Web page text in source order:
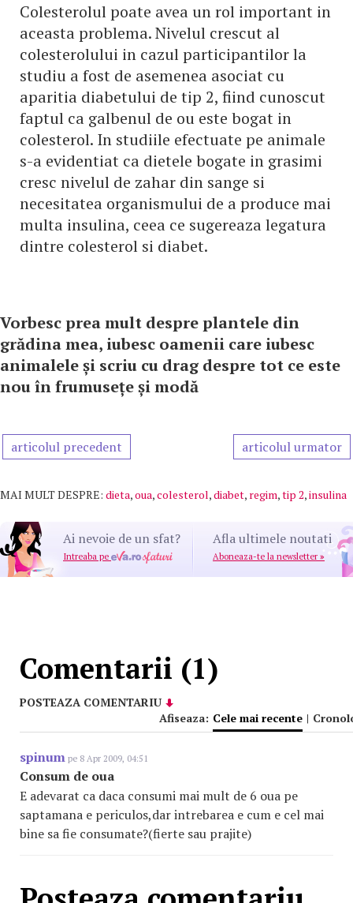
Colesterolul poate avea un rol important in
aceasta problema. Nivelul crescut al
colesterolului in cazul participantilor la
studiu a fost de asemenea asociat cu
aparitia diabetului de tip 2, fiind cunoscut
faptul ca galbenul de ou este bogat in
colesterol. In studiile efectuate pe animale
s-a evidentiat ca dietele bogate in grasimi
cresc nivelul de zahar din sange si
necesitatea organismului de a produce mai
multa insulina, ceea ce sugereaza legatura
dintre colesterol si diabet.
Vorbesc prea mult despre plantele din
grădina mea, iubesc oamenii care iubesc
animalele și scriu cu drag despre tot ce este
nou în frumusețe și modă
articolul precedent articolul urmator
MAI MULT DESPRE: dieta,oua,colesterol,diabet, regim,tip 2,insulina
Ai nevoie de un sfat?
Intreaba pe
Afla ultimele noutati
Aboneaza-te la newsletter »
Comentarii (1)
POSTEAZA COMENTARIU
Afiseaza: Cele mai recente |
spinum pe 8 Apr 2009, 04:51
Consum de oua
E adevarat ca daca consumi mai mult de 6 oua pe
saptamana e periculos,dar intrebarea e cum e cel mai
bine sa fie consumate?(fierte sau prajite)